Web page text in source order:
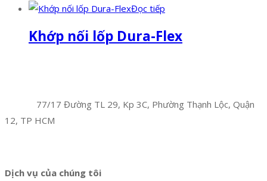
Đọc tiếp
Khớp nối lốp Dura-Flex
77/17 Đường TL 29, Kp 3C, Phường Thạnh Lộc, Quận
12, TP HCM
Dịch vụ của chúng tôi